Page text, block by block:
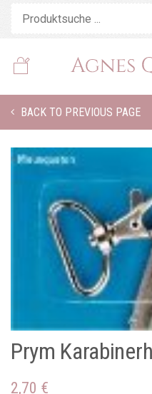
BACK TO PREVIOUS PAGE
Prym
2,70 €